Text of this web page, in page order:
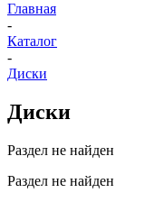
Главная
-
Каталог
-
Диски
Диски
Раздел не найден
Раздел не найден